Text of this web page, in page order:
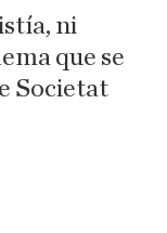
ni
que se
Societat